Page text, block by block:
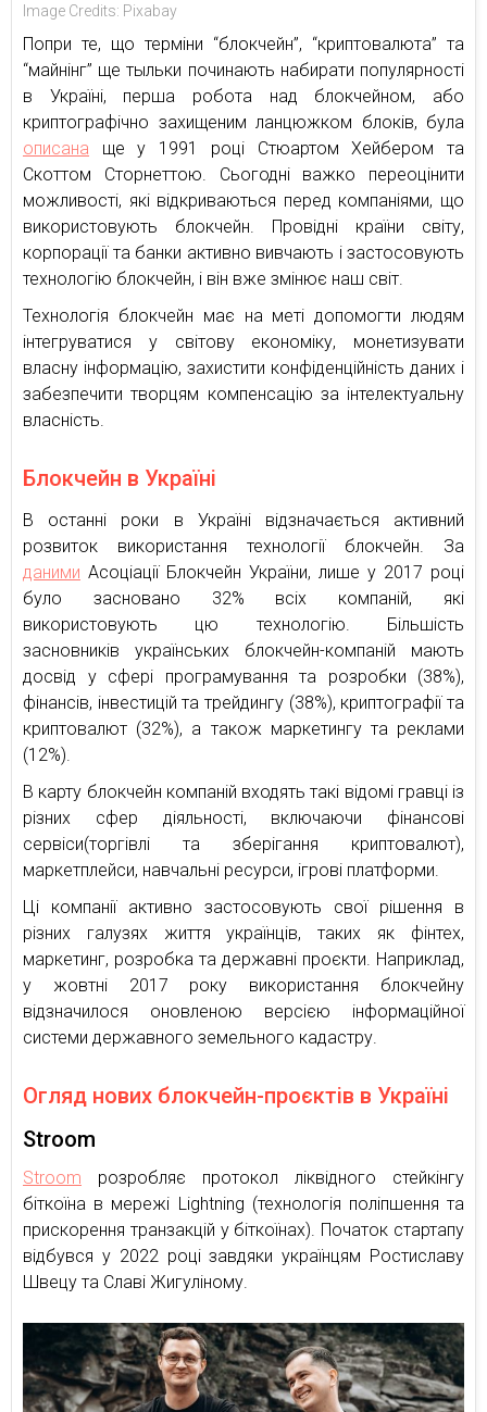
Image Credits: Pixabay
Попри те, що терміни “блокчейн”, “криптовалюта” та
“майнінг” ще тыльки починають набирати популярності
в Україні, перша робота над блокчейном, або
криптографічно захищеним ланцюжком блоків, була
описана ще у 1991 році Стюартом Хейбером та
Скоттом Сторнеттою. Сьогодні важко переоцінити
можливості, які відкриваються перед компаніями, що
використовують блокчейн. Провідні країни світу,
корпорації та банки активно вивчають і застосовують
технологію блокчейн, і він вже змінює наш світ.
Технологія блокчейн має на меті допомогти людям
інтегруватися у світову економіку, монетизувати
власну інформацію, захистити конфіденційність даних і
забезпечити творцям компенсацію за інтелектуальну
власність.
Блокчейн в Україні
В останні роки в Україні відзначається активний
розвиток використання технології блокчейн. За
даними Асоціації Блокчейн України, лише у 2017 році
було засновано 32% всіх компаній, які
використовують цю технологію. Більшість
засновників українських блокчейн-компаній мають
досвід у сфері програмування та розробки (38%),
фінансів, інвестицій та трейдингу (38%), криптографії та
криптовалют (32%), а також маркетингу та реклами
(12%).
В карту блокчейн компаній входять такі відомі гравці із
різних сфер діяльності, включаючи фінансові
сервіси(торгівлі та зберігання криптовалют),
маркетплейси, навчальні ресурси, ігрові платформи.
Ці компанії активно застосовують свої рішення в
різних галузях життя українців, таких як фінтех,
маркетинг, розробка та державні проєкти. Наприклад,
у жовтні 2017 року використання блокчейну
відзначилося оновленою версією інформаційної
системи державного земельного кадастру.
Огляд нових блокчейн-проєктів в Україні
Stroom
Stroom розробляє протокол ліквідного стейкінгу
біткоїна в мережі Lightning (технологія поліпшення та
прискорення транзакцій у біткоїнах). Початок стартапу
відбувся у 2022 році завдяки українцям Ростиславу
Швецу та Славі Жигуліному.